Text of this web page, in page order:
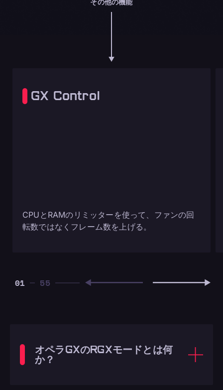
GX Control
CPUとRAMのリミッターを使って、ファンの回
転数ではなくフレーム数を上げる。
01
オペラGXのRGXモードとは何
か？